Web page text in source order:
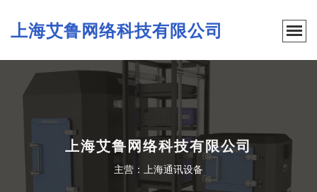
上海艾鲁网络科技有限公司
上海艾鲁网络科技有限公司
主营：上海通讯设备